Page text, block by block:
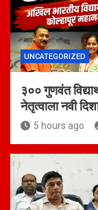
UNCATEGORIZED
३०० गुणवंत
नेतृत्वाला नवी
5 hours ago